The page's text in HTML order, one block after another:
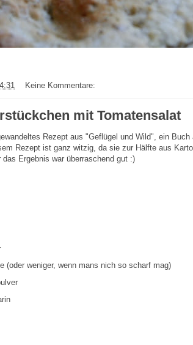
Keine Kommentare:
mit Tomatensalat
Rezept aus "Geflügel und Wild", ein
Rezept ist ganz witzig, da sie zur Hälfte aus
Ergebnis war überraschend gut :)
(oder weniger, wenn mans nich so scharf mag)